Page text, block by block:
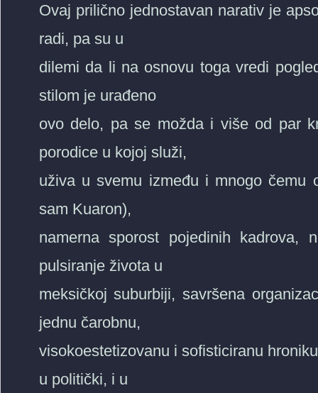
Ovaj prilično jednostavan narativ je
radi, pa su u
dilemi da li na osnovu toga vredi
stilom je urađeno
ovo delo, pa se možda i više od par
porodice u kojoj služi,
uživa u svemu između i mnogo čemu
sam Kuaron),
namerna sporost pojedinih kadrova,
pulsiranje života u
meksičkoj suburbiji, savršena
jednu čarobnu,
visokoestetizovanu i sofisticiranu
u politički, i u